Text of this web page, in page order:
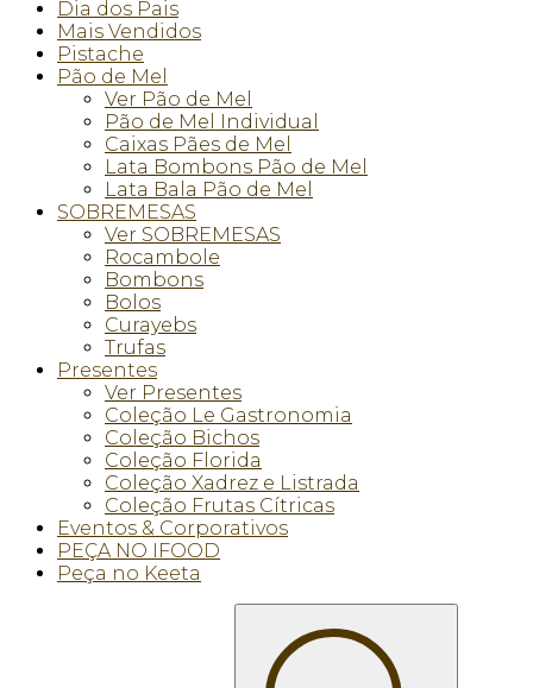
Dia dos Pais
Mais Vendidos
Pistache
Pão de Mel
Ver Pão de Mel
Pão de Mel Individual
Caixas Pães de Mel
Lata Bombons Pão de Mel
Lata Bala Pão de Mel
SOBREMESAS
Ver SOBREMESAS
Rocambole
Bombons
Bolos
Curayebs
Trufas
Presentes
Ver Presentes
Coleção Le Gastronomia
Coleção Bichos
Coleção Florida
Coleção Xadrez e Listrada
Coleção Frutas Cítricas
Eventos & Corporativos
PEÇA NO IFOOD
Peça no Keeta